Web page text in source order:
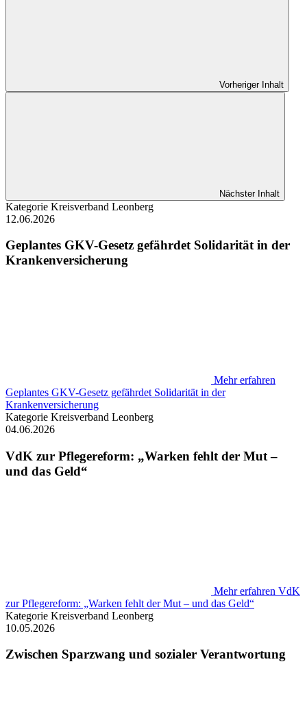
Vorheriger Inhalt
Nächster Inhalt
Kategorie Kreisverband Leonberg
12.06.2026
Geplantes GKV-Gesetz gefährdet Solidarität in der
Krankenversicherung
Mehr erfahren
Geplantes GKV-Gesetz gefährdet Solidarität in der
Krankenversicherung
Kategorie Kreisverband Leonberg
04.06.2026
VdK zur Pflegereform: „Warken fehlt der Mut –
und das Geld“
Mehr erfahren VdK
zur Pflegereform: „Warken fehlt der Mut – und das Geld“
Kategorie Kreisverband Leonberg
10.05.2026
Zwischen Sparzwang und sozialer Verantwortung